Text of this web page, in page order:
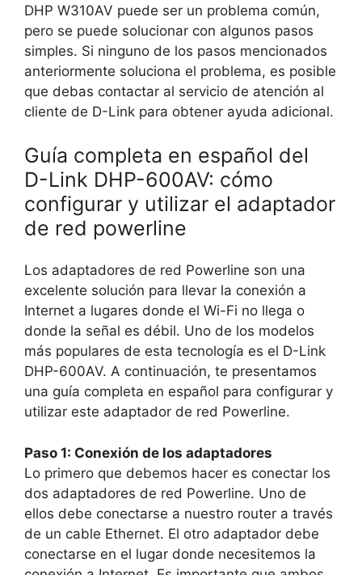
DHP W310AV puede ser un problema común,
pero se puede solucionar con algunos pasos
simples. Si ninguno de los pasos mencionados
anteriormente soluciona el problema, es posible
que debas contactar al servicio de atención al
cliente de D-Link para obtener ayuda adicional.
Guía completa en español del
D-Link DHP-600AV: cómo
configurar y utilizar el adaptador
de red powerline
Los adaptadores de red Powerline son una
excelente solución para llevar la conexión a
Internet a lugares donde el Wi-Fi no llega o
donde la señal es débil. Uno de los modelos
más populares de esta tecnología es el D-Link
DHP-600AV. A continuación, te presentamos
una guía completa en español para configurar y
utilizar este adaptador de red Powerline.
Paso 1: Conexión de los adaptadores
Lo primero que debemos hacer es conectar los
dos adaptadores de red Powerline. Uno de
ellos debe conectarse a nuestro router a través
de un cable Ethernet. El otro adaptador debe
conectarse en el lugar donde necesitemos la